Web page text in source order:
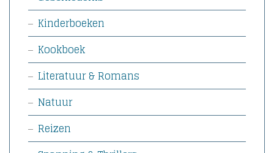
Kinderboeken
Kookboek
Literatuur & Romans
Natuur
Reizen